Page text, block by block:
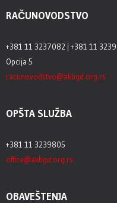
RAČUNOVODSTVO
+381 11 3237082 | +381 11
Opcija 5
racunovodstvo@akbgd.org.rs
OPŠTA SLUŽBA
+381 11 3239805
office@akbgd.org.rs
OBAVEŠTENJA